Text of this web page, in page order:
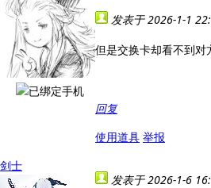
发表于 2026-1-1
但是交换卡却看不到对
回复
使用道具 举报
剑士
发表于 2026-1-6